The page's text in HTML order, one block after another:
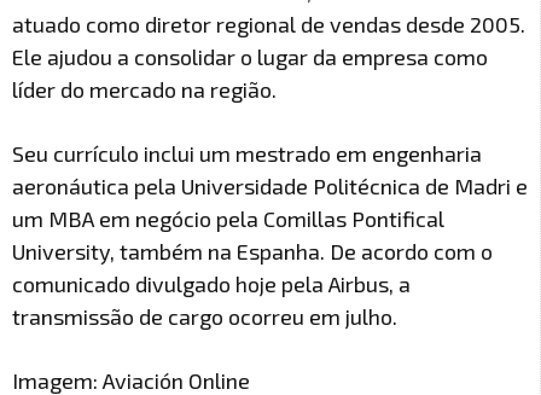
atuado como diretor regional de vendas desde 2005.
Ele ajudou a consolidar o lugar da empresa como
líder do mercado na região.
Seu currículo inclui um mestrado em engenharia
aeronáutica pela Universidade Politécnica de Madri e
um MBA em negócio pela Comillas Pontifical
University, também na Espanha. De acordo com o
comunicado divulgado hoje pela Airbus, a
transmissão de cargo ocorreu em julho.
Imagem: Aviación Online